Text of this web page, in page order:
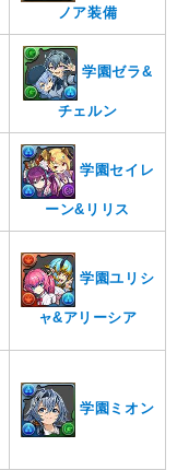
ノア装備
学園ゼラ&
チェルン
学園セイレ
ーン&リリス
学園ユリシ
ャ&アリーシア
学園ミオン